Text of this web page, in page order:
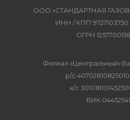
ООО «СТАНДАРТНАЯ
ИНН / КПП 9727103750 /
ОГРН
Филиал «Центральный»
р/с
к/с
БИК